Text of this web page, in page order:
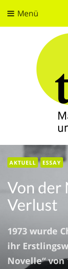
Menü
tell
Magazin für Literatur
AKTUELL ESSAY
Von der
Verlust
1973 wurde
ihr
Novelle“ von